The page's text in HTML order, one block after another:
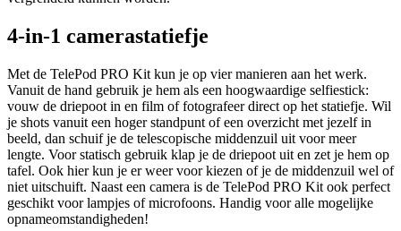
4-in-1 camerastatiefje
Met de TelePod PRO Kit kun je op vier manieren aan het werk.
Vanuit de hand gebruik je hem als een hoogwaardige selfiestick:
vouw de driepoot in en film of fotografeer direct op het statiefje. Wil
je shots vanuit een hoger standpunt of een overzicht met jezelf in
beeld, dan schuif je de telescopische middenzuil uit voor meer
lengte. Voor statisch gebruik klap je de driepoot uit en zet je hem op
tafel. Ook hier kun je er weer voor kiezen of je de middenzuil wel of
niet uitschuift. Naast een camera is de TelePod PRO Kit ook perfect
geschikt voor lampjes of microfoons. Handig voor alle mogelijke
opnameomstandigheden!